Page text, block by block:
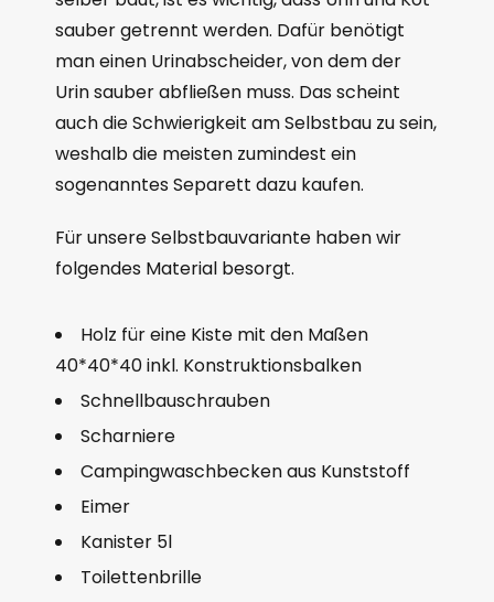
sauber getrennt werden. Dafür benötigt
man einen Urinabscheider, von dem der
Urin sauber abfließen muss. Das scheint
auch die Schwierigkeit am Selbstbau zu sein,
weshalb die meisten zumindest ein
sogenanntes Separett dazu kaufen.
Für unsere Selbstbauvariante haben wir
folgendes Material besorgt.
Holz für eine Kiste mit den Maßen
40*40*40 inkl. Konstruktionsbalken
Schnellbauschrauben
Scharniere
Campingwaschbecken aus Kunststoff
Eimer
Kanister 5l
Toilettenbrille